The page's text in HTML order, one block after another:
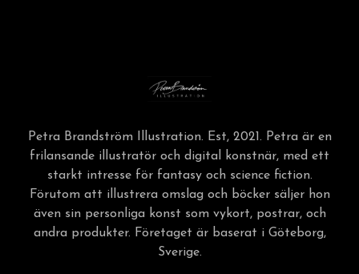
Petra Brandström Illustration. Est, 2021. Petra är en
frilansande illustratör och digital konstnär, med ett
starkt intresse för fantasy och science fiction.
Förutom att illustrera omslag och böcker säljer hon
även sin personliga konst som vykort, postrar, och
andra produkter. Företaget är baserat i Göteborg,
Sverige.